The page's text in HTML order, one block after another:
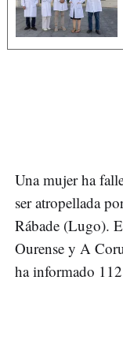
Una mujer ha
ser atropellada
Rábade (Lugo).
Ourense y A
ha informado